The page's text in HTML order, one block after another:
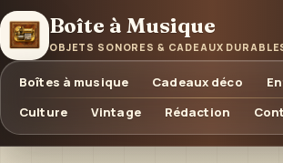
Boîte à Musique
OBJETS SONORES & CADEAUX
Boîtes à musique Cadeaux déco
Culture
Vintage Rédaction